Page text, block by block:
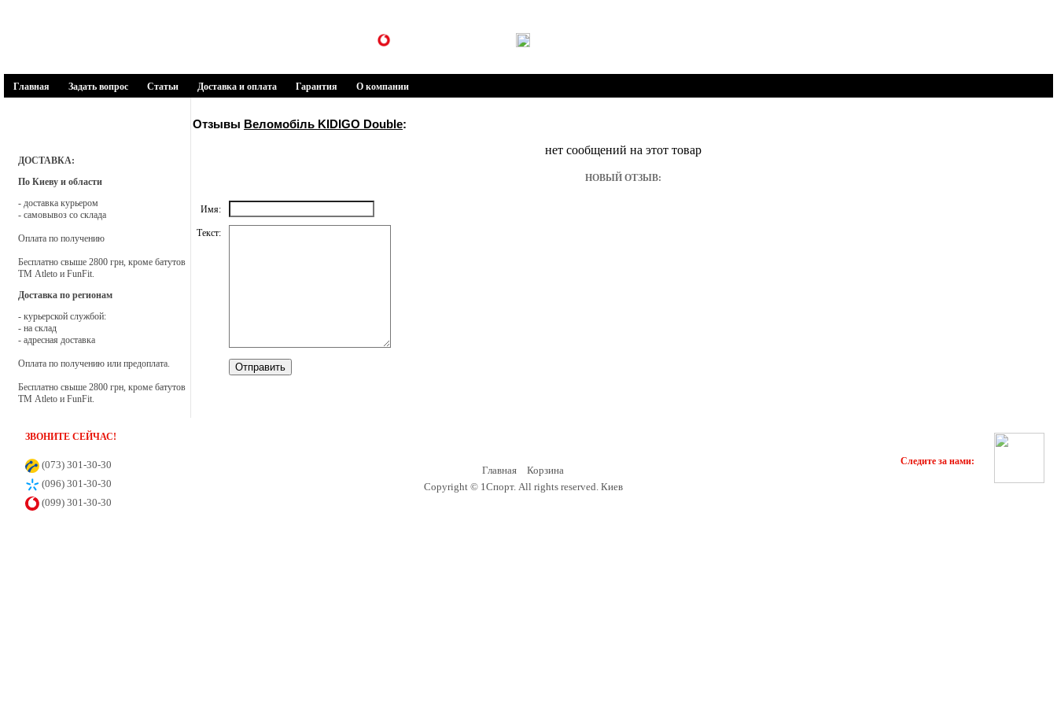
Главная Задать вопрос Статьи Доставка и оплата Гарантия О компании
Біговели
Дитячі майданчики
Мягкие модули
Настільний футбол
Санки
Скеледроми
ДОСТАВКА:
По Киеву и области
- доставка курьером
- самовывоз со склада
Оплата по получению
Бесплатно свыше 2800 грн, кроме батутов
ТМ Atleto и FunFit.
Доставка по регионам
- курьерской службой:
- на склад
- адресная доставка
Оплата по получению или предоплата.
Бесплатно свыше 2800 грн, кроме батутов
ТМ Atleto и FunFit.
Отзывы Веломобіль KIDIGO Double:
нет сообщений на этот товар
НОВЫЙ ОТЗЫВ:
Имя:
Текст:
Отправить
ЗВОНИТЕ СЕЙЧАС!
(073) 301-30-30
(096) 301-30-30
(099) 301-30-30
Главная
Корзина
Copyright © 1Спорт. All rights reserved. Киев
Следите за нами: